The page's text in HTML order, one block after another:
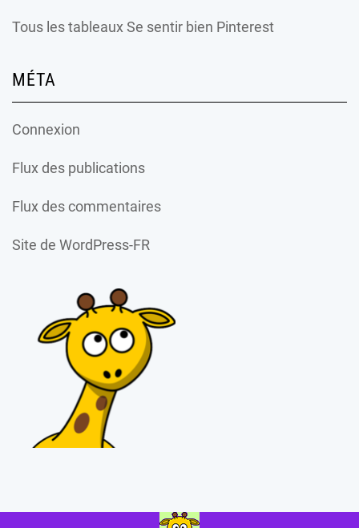
Tous les tableaux Se sentir bien Pinterest
MÉTA
Connexion
Flux des publications
Flux des commentaires
Site de WordPress-FR